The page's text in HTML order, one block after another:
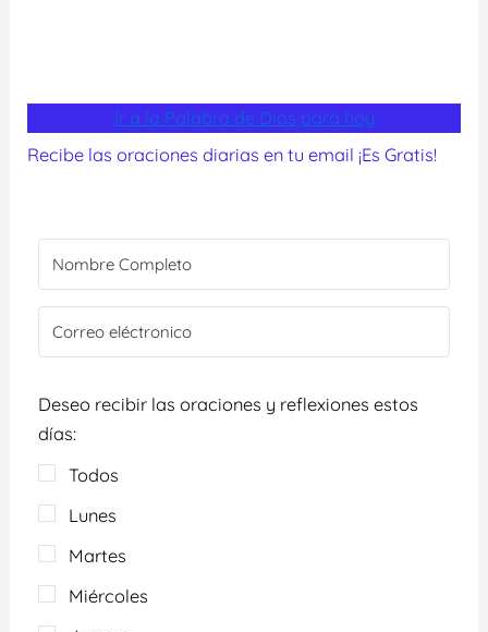
Ir a la Palabra de Dios para hoy
Recibe las oraciones diarias en tu email ¡Es Gratis!
Deseo recibir las oraciones y reflexiones estos
días:
Todos
Lunes
Martes
Miércoles